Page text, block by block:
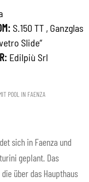
S.150 TT, Ganzglas
Slide“
Edilpiù Srl
POOL IN FAENZA
sich in Faenza und
geplant. Das
über das Haupthaus